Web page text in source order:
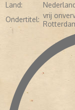
Land:
Ondertitel: vrij